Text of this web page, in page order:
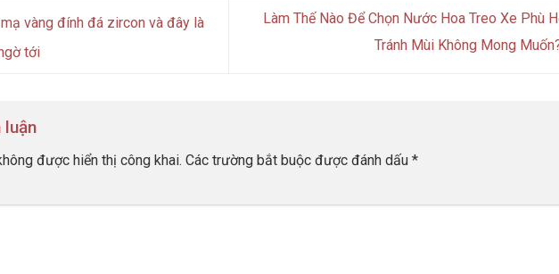
vàng đính đá zircon và đây là
tới
Làm Thế Nào Để Chọn Nước Hoa Treo Xe Phù
Tránh Mùi Không Mong
được hiển thị công khai. Các trường bắt buộc được đánh dấu *